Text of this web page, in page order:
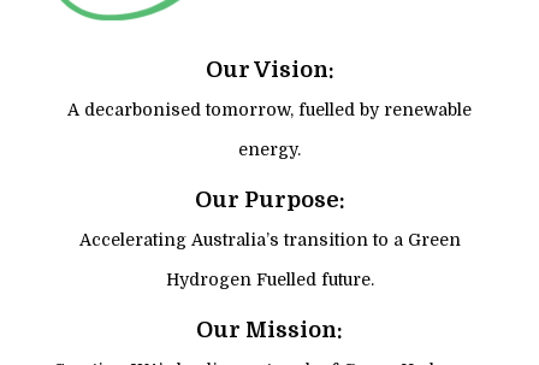
Our Vision:
A decarbonised tomorrow, fuelled by renewable
energy.
Our Purpose:
Accelerating Australia’s transition to a Green
Hydrogen Fuelled future.
Our Mission: